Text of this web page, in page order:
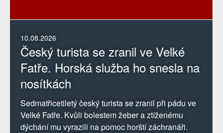
10.08.2026
Český turista se zranil ve Velké
Fatře. Horská služba ho snesla na
nosítkách
Sedmatřicetiletý český turista se zranil při pádu ve
Velké Fatře. Kvůli bolestem žeber a ztíženému
dýchání mu vyrazili na pomoc horští záchranáři.